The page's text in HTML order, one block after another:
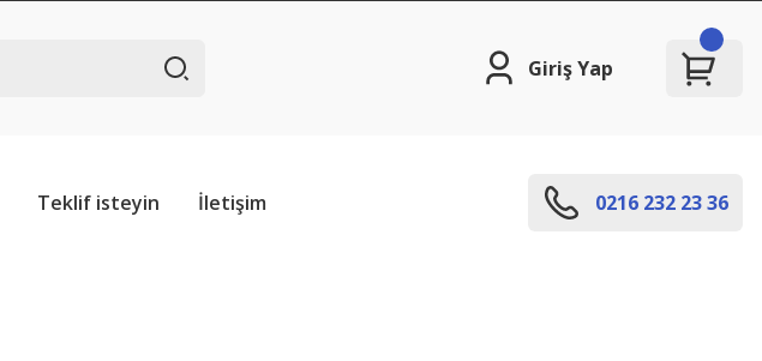
Giriş Yap
Teklif isteyin İletişim 0216 232 23 36